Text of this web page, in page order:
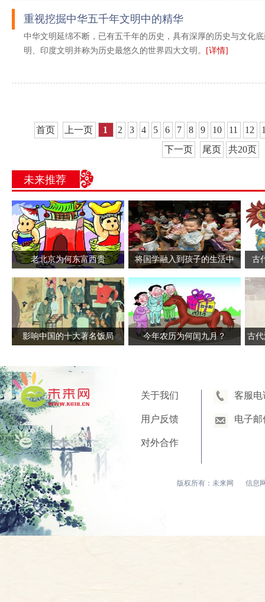
重视挖掘中华五千年文明中的精华
中华文明延绵不断，已有五千年的历史，具有深厚的历史与文化
明、印度文明并称为历史最悠久的世界四大文明。
[详情]
首页 上一页 1 2 3 4 5 6 7 8 9 10 11 12
下一页
尾页 共20页
未来推荐
老北京为何东富西贵 将国学融入到孩子的生活中 古
影响中国的十大著名饭局 今年农历为何闰九月？ 古
关于我们
用户反馈
对外合作
客服电
电子邮
版权所有：未来网 信息